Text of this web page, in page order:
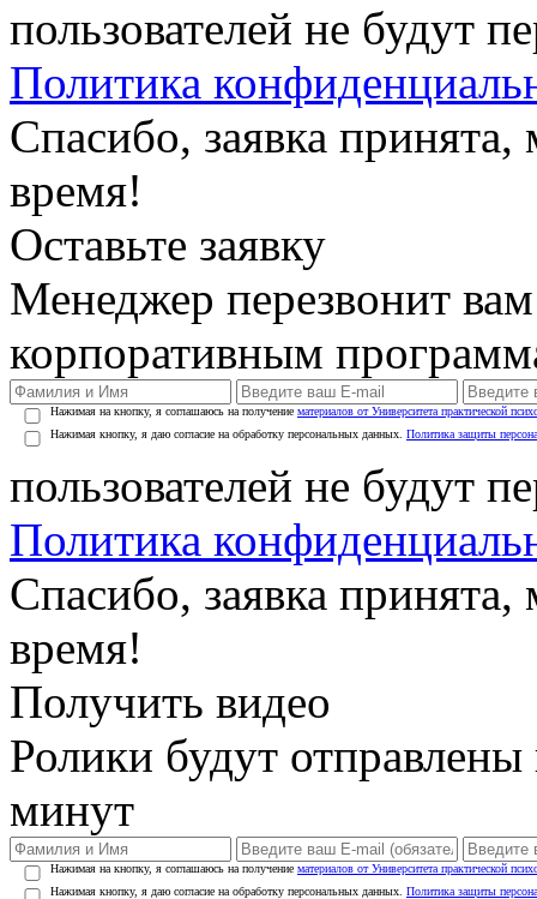
пользователей не будут
Политика
Спасибо, заявка
время!
Оставьте заявку
Менеджер перезвонит
корпоративным
Нажимая на кнопку, я соглашаюсь на получение материалов от Университета практической
Нажимая кнопку, я даю согласие на обработку персональных данных. Политика защиты
пользователей не будут
Политика
Спасибо, заявка
время!
Получить видео
Ролики будут
минут
Нажимая на кнопку, я соглашаюсь на получение материалов от Университета практической
Нажимая кнопку, я даю согласие на обработку персональных данных. Политика защиты